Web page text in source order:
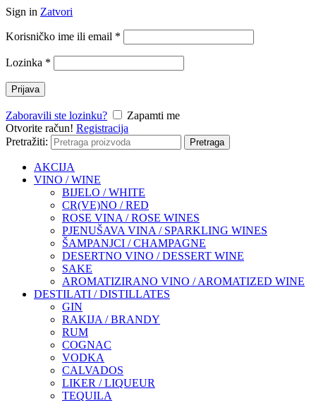
Sign in Zatvori
Korisničko ime ili email *
Lozinka *
Prijava
Zaboravili ste lozinku?
Zapamti me
Otvorite račun! Registracija
Pretražiti:
Pretraga
AKCIJA
VINO / WINE
BIJELO / WHITE
CR(VE)NO / RED
ROSE VINA / ROSE WINES
PJENUŠAVA VINA / SPARKLING WINES
ŠAMPANJCI / CHAMPAGNE
DESERTNO VINO / DESSERT WINE
SAKE
AROMATIZIRANO VINO / AROMATIZED WINE
DESTILATI / DISTILLATES
GIN
RAKIJA / BRANDY
RUM
COGNAC
VODKA
CALVADOS
LIKER / LIQUEUR
TEQUILA